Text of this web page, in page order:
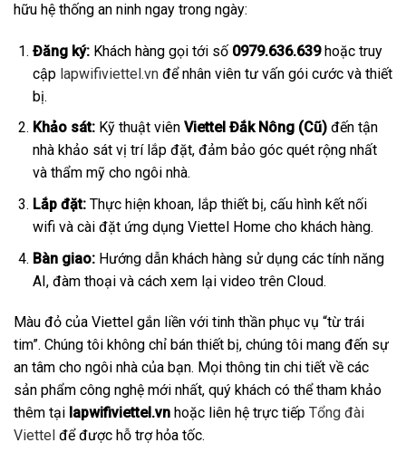
hữu hệ thống an ninh ngay trong ngày:
Đăng ký:Khách hàng gọi tới số 0979.636.639hoặc truy
cập lapwifiviettel.vnđể nhân viên tư vấn gói cước và thiết
bị.
Khảo sát:Kỹ thuật viên Viettel Đắk Nông (Cũ)đến tận
nhà khảo sát vị trí lắp đặt, đảm bảo góc quét rộng nhất
và thẩm mỹ cho ngôi nhà.
Lắp đặt:Thực hiện khoan, lắp thiết bị, cấu hình kết nối
wifi và cài đặt ứng dụng Viettel Home cho khách hàng.
Bàn giao:Hướng dẫn khách hàng sử dụng các tính năng
AI, đàm thoại và cách xem lại video trên Cloud.
Màu đỏ của Viettel gắn liền với tinh thần phục vụ “từ trái
tim”. Chúng tôi không chỉ bán thiết bị, chúng tôi mang đến sự
an tâm cho ngôi nhà của bạn. Mọi thông tin chi tiết về các
sản phẩm công nghệ mới nhất, quý khách có thể tham khảo
thêm tại lapwifiviettel.vn hoặc liên hệ trực tiếp Tổng đài
Viettel để được hỗ trợ hỏa tốc.